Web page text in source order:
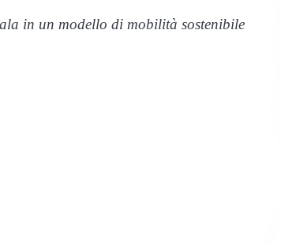
in un modello di mobilità sostenibile